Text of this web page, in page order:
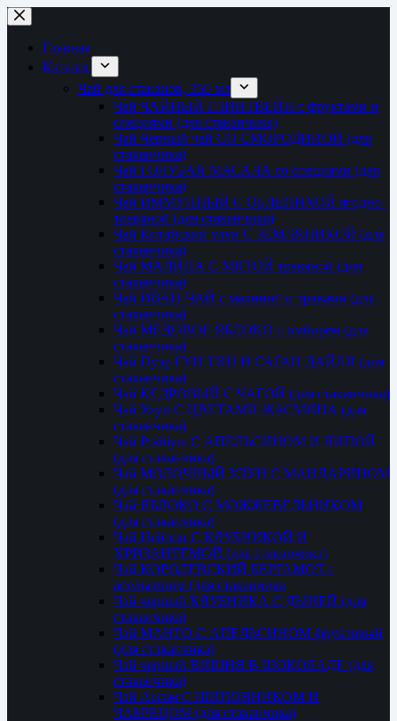
Перейти
к
сути
Главная
Каталог
Чай для стаканов, 350 мл
Чай ЧАЙНЫЙ ГЛИНТВЕЙН с фруктами и
специями (для стаканчика)
Чай Черный чай СО СМОРОДИНОЙ (для
стаканчика)
Чай ГОЛУБАЯ МАСАЛА со специями (для
стаканчика)
Чай ИММУННЫЙ С ОБЛЕПИХОЙ ягодно-
травяной (для стаканчика)
Чай Китайский улун С ЗЕМЛЯНИКОЙ (для
стаканчика)
Чай МАЛИНА С МЯТОЙ травяной (для
стаканчика)
Чай ИВАН-ЧАЙ с малиной и травами (для
стаканчика)
Чай МЕДОВОЕ ЯБЛОКО с имбирем (для
стаканчика)
Чай Пуэр ГУН ТИН И САГАН ДАЙЛЯ (для
стаканчика)
Чай КЕДРОВЫЙ С ЧАГОЙ (для стаканчика)
Чай Улун С ЦВЕТАМИ ЖАСМИНА (для
стаканчика)
Чай Ройбуш С АПЕЛЬСИНОМ И ЛИПОЙ
(для стаканчика)
Чай МОЛОЧНЫЙ УЛУН С МАНДАРИНОМ
(для стаканчика)
Чай ЯБЛОКО С МОЖЖЕВЕЛЬНИКОМ
(для стаканчика)
Чай Цейлон С КЛУБНИКОЙ И
ХРИЗАНТЕМОЙ (для стаканчика)
Чай КОРОЛЕВСКИЙ БЕРГАМОТ с
апельсином (для стаканчика
Чай черный КЛУБНИКА С ДЫНЕЙ (для
стаканчика)
Чай МАНГО С АПЕЛЬСИНОМ фруктовый
(для стаканчика)
Чай черный ВИШНЯ В ШОКОЛАДЕ (для
стаканчика)
Чай Ассам С ШИПОВНИКОМ И
ЧАБРЕЦОМ (для стаканчика)